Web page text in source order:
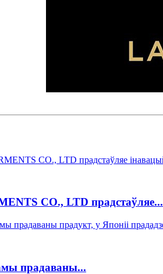
CO., LTD прадстаўляе...
прадаваны...